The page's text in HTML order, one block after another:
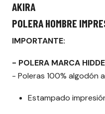
AKIRA
POLERA HOMBRE
IMPORTANTE:
- POLERA MARCA
- Poleras 100% algodón
Estampado